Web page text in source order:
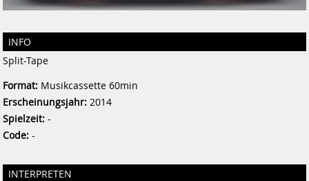
INFO
Split-Tape
Format: Musikcassette 60min
Erscheinungsjahr: 2014
Spielzeit: -
Code: -
INTERPRETEN